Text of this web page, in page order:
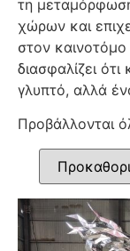
τη
χώρων και
στον καινοτόμο
διασφαλίζει
γλυπτό, αλλά
Προβάλλονται